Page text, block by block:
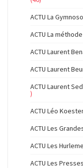
ACTU La
ACTU La
ACTU Laurent
ACTU Laurent
ACTU Laurent
)
ACTU Léo
ACTU Les
ACTU Les
ACTU Les